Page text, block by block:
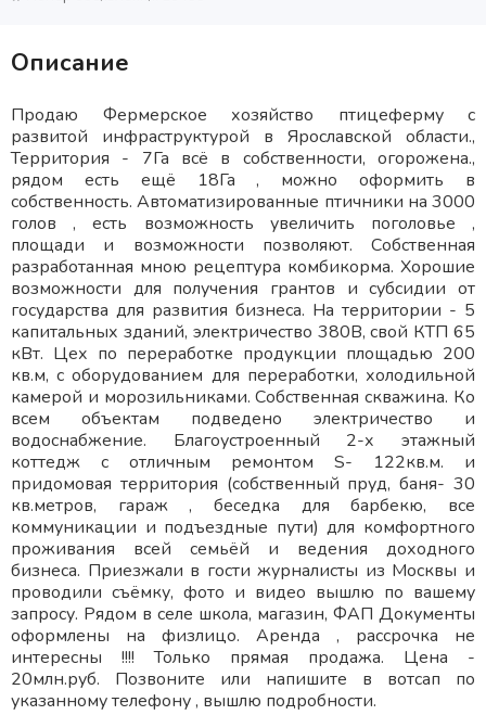
Описание
Продаю Фермерское хозяйство птицеферму с
развитой инфраструктурой в Ярославской области.,
Территория - 7Га всё в собственности, огорожена.,
рядом есть ещё 18Га , можно оформить в
собственность. Автоматизированные птичники на 3000
голов , есть возможность увеличить поголовье ,
площади и возможности позволяют. Собственная
разработанная мною рецептура комбикорма. Хорошие
возможности для получения грантов и субсидии от
государства для развития бизнеса. На территории - 5
капитальных зданий, электричество 380В, свой КТП 65
кВт. Цех по переработке продукции площадью 200
кв.м, с оборудованием для переработки, холодильной
камерой и морозильниками. Собственная скважина. Ко
всем объектам подведено электричество и
водоснабжение. Благоустроенный 2-х этажный
коттедж с отличным ремонтом S- 122кв.м. и
придомовая территория (собственный пруд, баня- 30
кв.метров, гараж , беседка для барбекю, все
коммуникации и подъездные пути) для комфортного
проживания всей семьёй и ведения доходного
бизнеса. Приезжали в гости журналисты из Москвы и
проводили съёмку, фото и видео вышлю по вашему
запросу. Рядом в селе школа, магазин, ФАП Документы
оформлены на физлицо. Аренда , рассрочка не
интересны !!!! Только прямая продажа. Цена -
20млн.руб. Позвоните или напишите в вотсап по
указанному телефону , вышлю подробности.